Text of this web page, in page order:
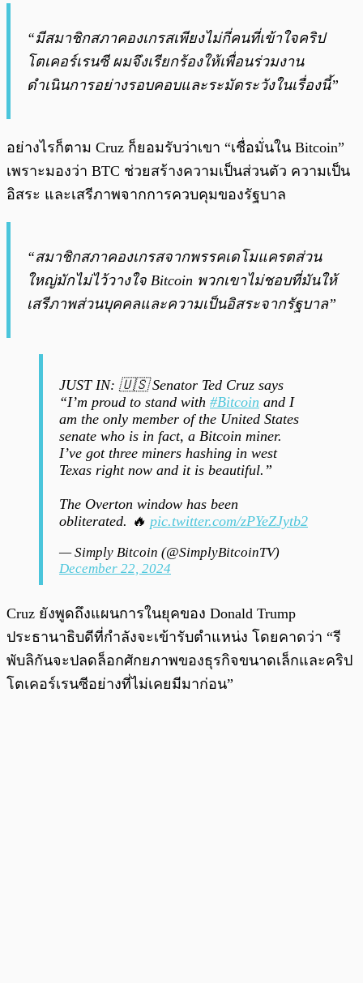
“มีสมาชิกสภาคองเกรสเพียงไม่กี่คนที่เข้าใจคริป
โตเคอร์เรนซี ผมจึงเรียกร้องให้เพื่อนร่วมงาน
ดำเนินการอย่างรอบคอบและระมัดระวังในเรื่องนี้”
อย่างไรก็ตาม Cruz ก็ยอมรับว่าเขา “เชื่อมั่นใน Bitcoin”
เพราะมองว่า BTC ช่วยสร้างความเป็นส่วนตัว ความเป็น
อิสระ และเสรีภาพจากการควบคุมของรัฐบาล
“สมาชิกสภาคองเกรสจากพรรคเดโมแครตส่วน
ใหญ่มักไม่ไว้วางใจ Bitcoin พวกเขาไม่ชอบที่มันให้
เสรีภาพส่วนบุคคลและความเป็นอิสระจากรัฐบาล”
JUST IN: 🇺🇸 Senator Ted Cruz says
“I’m proud to stand with #Bitcoin and I
am the only member of the United States
senate who is in fact, a Bitcoin miner.
I’ve got three miners hashing in west
Texas right now and it is beautiful.”
The Overton window has been
obliterated. 🔥 pic.twitter.com/zPYeZJytb2
— Simply Bitcoin (@SimplyBitcoinTV)
December 22, 2024
Cruz ยังพูดถึงแผนการในยุคของ Donald Trump
ประธานาธิบดีที่กำลังจะเข้ารับตำแหน่ง โดยคาดว่า “รี
พับลิกันจะปลดล็อกศักยภาพของธุรกิจขนาดเล็กและคริป
โตเคอร์เรนซีอย่างที่ไม่เคยมีมาก่อน”